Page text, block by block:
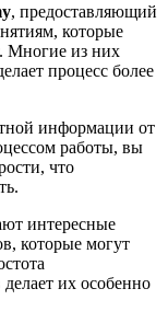
, предоставляющий
которые
Многие из них
процесс более
информации от
работы, вы
что
интересные
которые могут
их особенно